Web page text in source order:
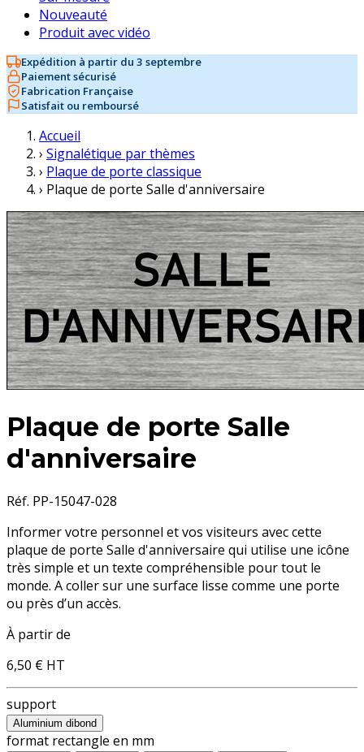
Nouveauté
Produit avec vidéo
Expédition à partir du 3 septembre
Paiement sécurisé
Fabrication Française
Satisfait ou remboursé
Accueil
› Signalétique par thèmes
› Plaque de porte classique
› Plaque de porte Salle d'anniversaire
Plaque de porte Salle
d'anniversaire
Réf. PP-15047-028
Informer votre personnel et vos visiteurs avec cette
plaque de porte Salle d'anniversaire qui utilise une icône
très simple et un texte compréhensible pour tout le
monde. A coller sur une surface lisse comme une porte
ou près d’un accès.
À partir de
6,50 € HT
support
Aluminium dibond
format rectangle en mm